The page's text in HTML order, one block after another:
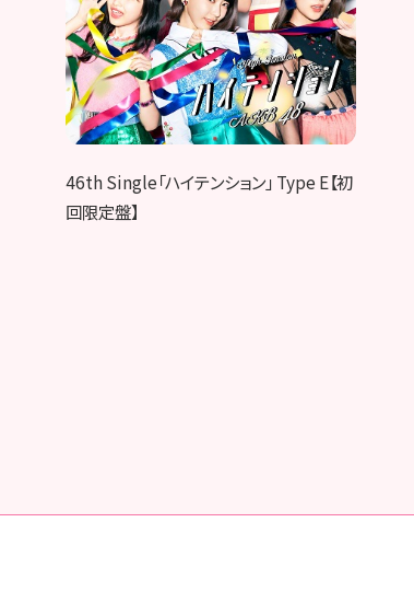
46th Single「ハイテンション」 Type E【初
回限定盤】